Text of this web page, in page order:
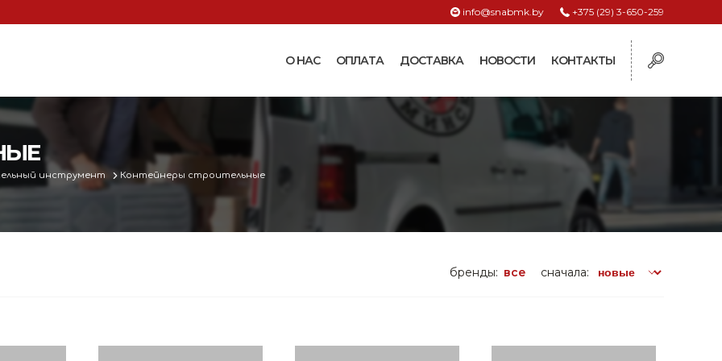
+375 (29) 3-650-259
info@snabmk.by
О НАС ОПЛАТА ДОСТАВКА НОВОСТИ КОНТАКТЫ
аппаратов
Машинки и ножницы для
Термошкафы
Поилки и кормушки
Бункерные кормушки и
инструмент Контейнеры строительные
сначала:
бренды: все